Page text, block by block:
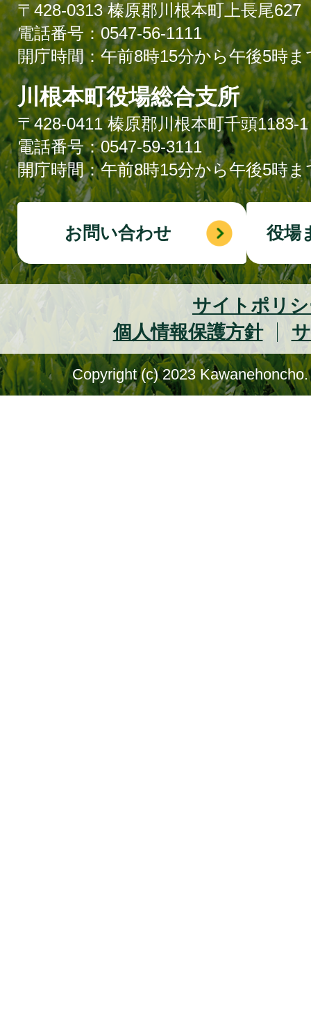
〒428-0313 榛原郡川根本町上長尾627
電話番号：0547-56-1111
開庁時間：午前8時15分から午後5時ま
川根本町役場総合支所
〒428-0411 榛原郡川根本町千頭1183-1
電話番号：0547-59-3111
開庁時間：午前8時15分から午後5時ま
お問い合わせ 役場
サイトポリ
個人情報保護方針
Copyright (c) 2023